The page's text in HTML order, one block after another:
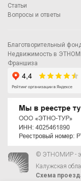
Статьи
Вопросы и ответы
Благотворительный
Недвижимость в
Франшиза
© ЭТНОМИР -
Калужская
Схема